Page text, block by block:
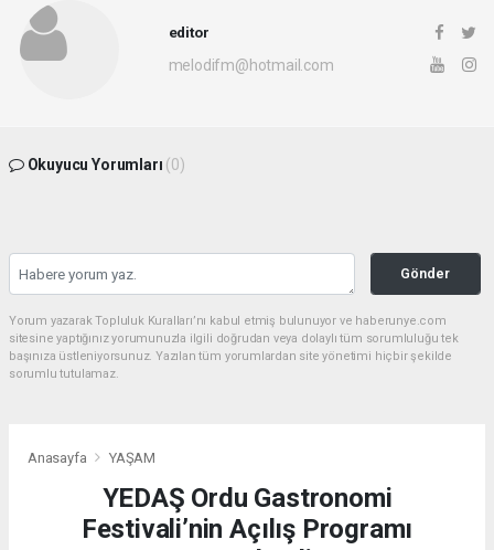
editor
melodifm@hotmail.com
Okuyucu Yorumları (0)
Gönder
Yorum yazarak Topluluk Kuralları’nı kabul etmiş bulunuyor ve haberunye.com
sitesine yaptığınız yorumunuzla ilgili doğrudan veya dolaylı tüm sorumluluğu tek
başınıza üstleniyorsunuz. Yazılan tüm yorumlardan site yönetimi hiçbir şekilde
sorumlu tutulamaz.
Anasayfa YAŞAM
YEDAŞ Ordu Gastronomi
Festivali’nin Açılış Programı